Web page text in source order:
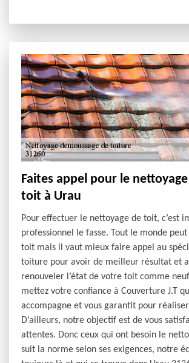
Faites appel pour le
toit à Urau
Pour effectuer le nettoyage de toit, c’est
professionnel le fasse. Tout le monde
toit mais il vaut mieux faire appel au
toiture pour avoir de meilleur résultat et
renouveler l’état de votre toit comme
mettez votre confiance à Couverture J.T
accompagne et vous garantit pour
D’ailleurs, notre objectif est de vous
attentes. Donc ceux qui ont besoin le
suit la norme selon ses exigences, notre